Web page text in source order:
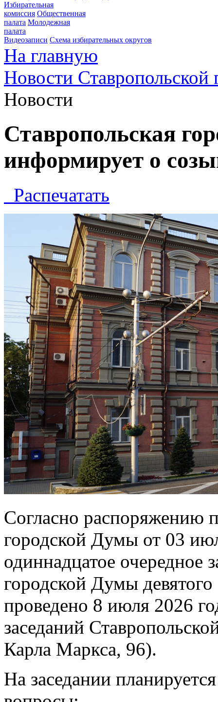
Избирательная
комиссия Общественная
палата Молодежная
палата
Видеозаписи Схема избирательных округов
На главную
Новости
Новости
Ставропольская
информирует о
Распечатать
Согласно распоряжению
городской Думы от 03
одиннадцатое очередное
городской Думы девятого
проведено 8 июля 2026
заседаний
Карла Маркса, 96).
На заседании